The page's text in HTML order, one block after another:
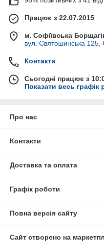
Працює з 22.07.2015
м. Софіївська
вул. Святошинська 125,
Контакти
Сьогодні працює з
Показати весь графік
Про нас
Контакти
Доставка та оплата
Графік роботи
Повна версія сайту
Сайт створено на